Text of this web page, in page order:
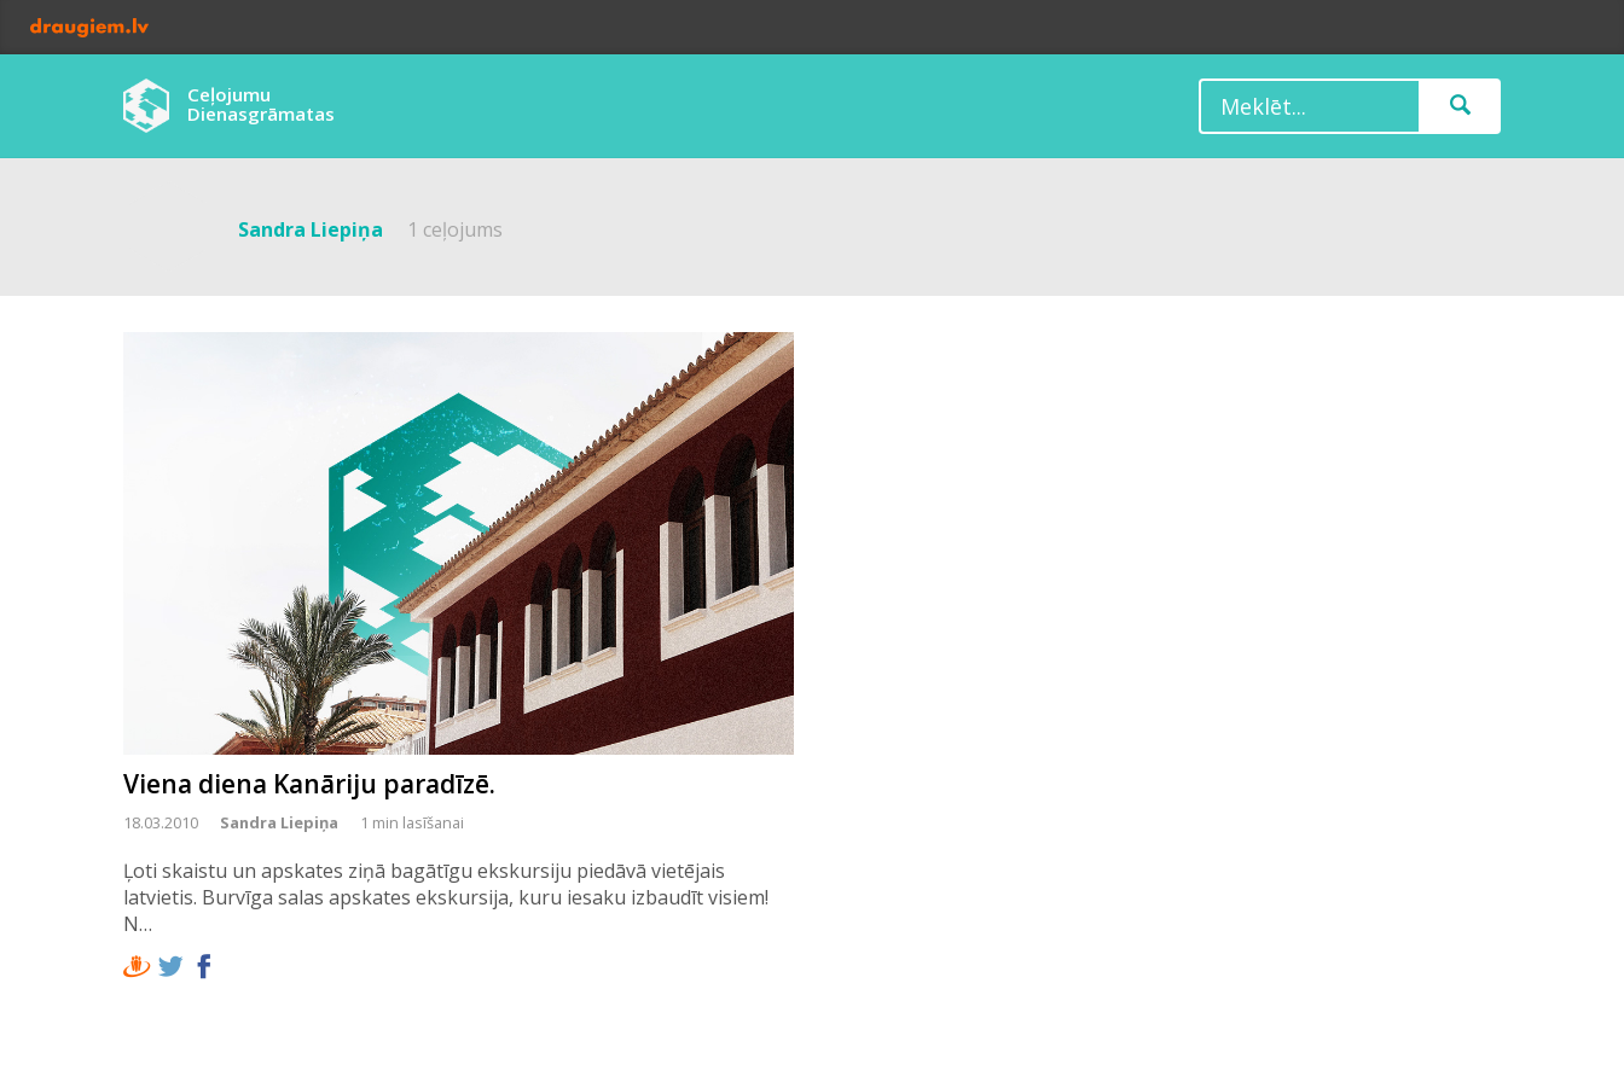
Ceļojumu
Dienasgrāmatas
Sandra Liepiņa 1 ceļojums
Viena diena Kanāriju paradīzē.
18.03.2010 Sandra Liepiņa 1 min lasīšanai
Ļoti skaistu un apskates ziņā bagātīgu ekskursiju piedāvā vietējais
latvietis. Burvīga salas apskates ekskursija, kuru iesaku izbaudīt visiem!
N…